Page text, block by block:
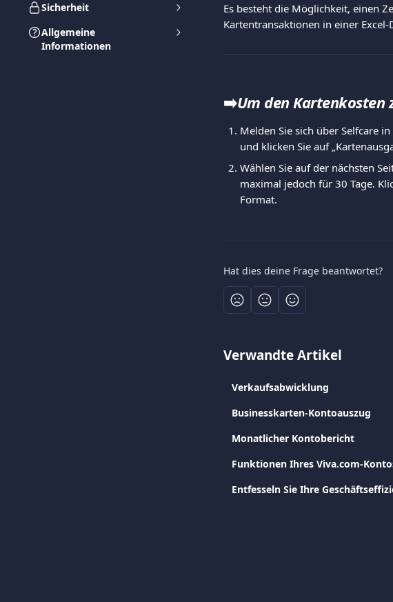
Sicherheit
Allgemeine
Informationen
Es besteht die Möglichkeit, einen
Kartentransaktionen in einer Excel-
➡️Um den Kartenkosten
Melden Sie sich über Selfcare
und klicken Sie auf
Wählen Sie auf der nächsten
maximal jedoch für 30 Tage.
Format.
Hat dies deine Frage beantwortet?
Verwandte Artikel
Verkaufsabwicklung
Businesskarten-Kontoauszug
Monatlicher Kontobericht
Funktionen Ihres Viva.com-
Entfesseln Sie Ihre